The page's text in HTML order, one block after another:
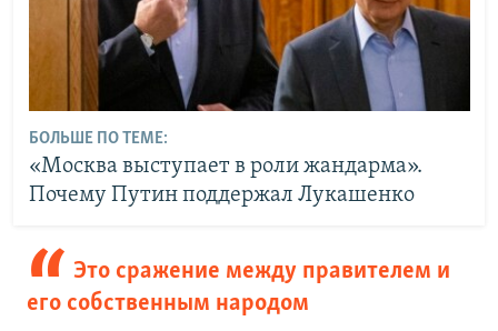
БОЛЬШЕ ПО ТЕМЕ:
«Москва выступает в роли жандарма».
Почему Путин поддержал Лукашенко
Это сражение между правителем и
его собственным народом